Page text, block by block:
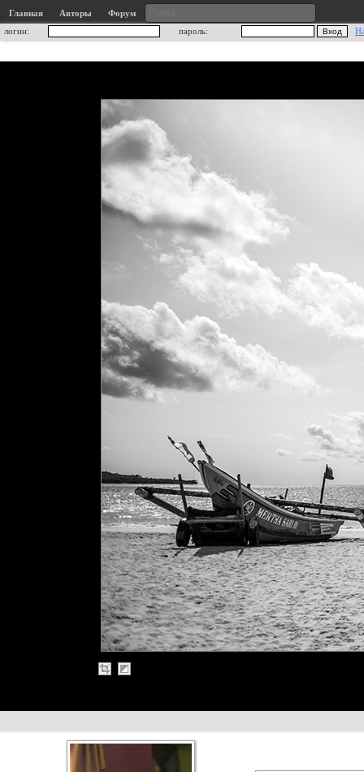
Главная Авторы
Форум
логин:
пароль: